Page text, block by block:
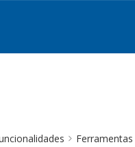
Ferramentas